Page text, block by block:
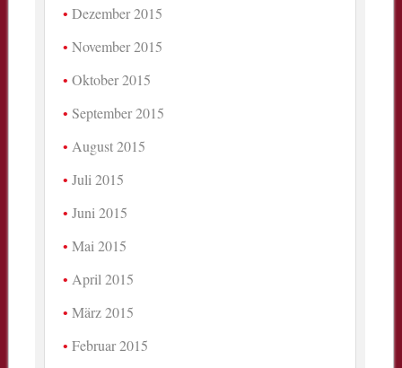
Dezember 2015
November 2015
Oktober 2015
September 2015
August 2015
Juli 2015
Juni 2015
Mai 2015
April 2015
März 2015
Februar 2015